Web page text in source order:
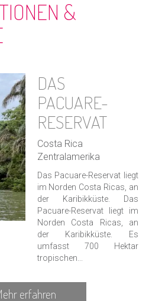
&
DAS
PACUARE-
RESERVAT
Costa Rica
Zentralamerika
Das Pacuare-Reservat liegt
im Norden Costa Ricas, an
der Karibikküste. Das
Pacuare-Reservat liegt im
Norden Costa Ricas, an
der Karibikküste. Es
umfasst 700 Hektar
tropischen...
erfahren